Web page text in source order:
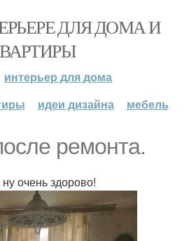
ДЛЯ ДОМА И
интерьер для дома
идеи дизайна мебель
ремонта.
очень здорово!